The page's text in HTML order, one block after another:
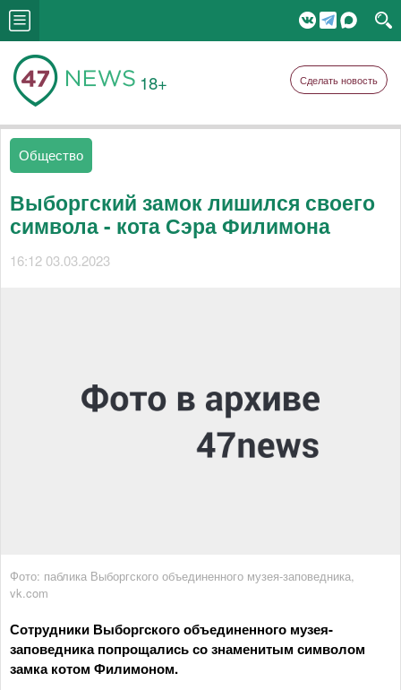
18+ Сделать новость
Общество
Выборгский замок лишился своего
символа - кота Сэра Филимона
16:12 03.03.2023
Фото: паблика Выборгского объединенного музея-заповедника,
vk.com
Сотрудники Выборгского объединенного музея-
заповедника попрощались со знаменитым символом
замка котом Филимоном.